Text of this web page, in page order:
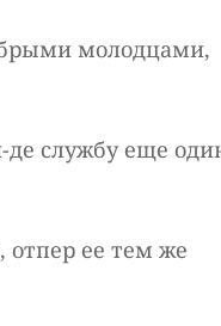
молодцами,
де службу еще
отпер ее тем же